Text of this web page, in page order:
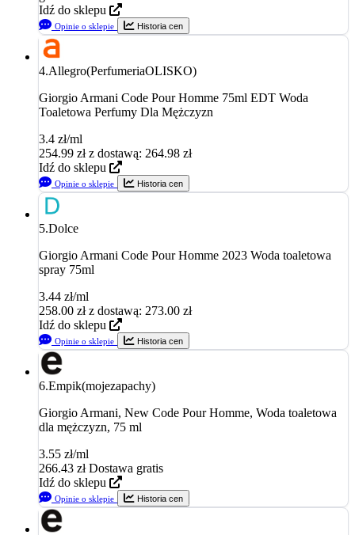
Idź do sklepu
Opinie o sklepie Historia cen
4.Allegro(PerfumeriaOLISKO)
Giorgio Armani Code Pour Homme 75ml EDT Woda
Toaletowa Perfumy Dla Mężczyzn
3.4 zł/ml
254.99 zł z dostawą: 264.98 zł
Idź do sklepu
Opinie o sklepie Historia cen
5.Dolce
Giorgio Armani Code Pour Homme 2023 Woda toaletowa
spray 75ml
3.44 zł/ml
258.00 zł z dostawą: 273.00 zł
Idź do sklepu
Opinie o sklepie Historia cen
6.Empik(mojezapachy)
Giorgio Armani, New Code Pour Homme, Woda toaletowa
dla mężczyzn, 75 ml
3.55 zł/ml
266.43 zł Dostawa gratis
Idź do sklepu
Opinie o sklepie Historia cen